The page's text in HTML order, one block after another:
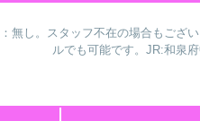
し。スタッフ不在の場合もござ
ルでも可能です。JR:和泉